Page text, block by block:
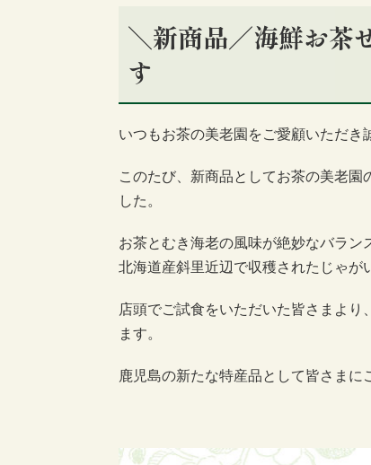
＼新商品／海鮮お茶
す
いつもお茶の美老園をご愛顧いただき
このたび、新商品としてお茶の美老
した。
お茶とむき海老の風味が絶妙なバラン
北海道産斜里近辺で収穫されたじゃが
店頭でご試食をいただいた皆さまよ
ます。
鹿児島の新たな特産品として皆さまに